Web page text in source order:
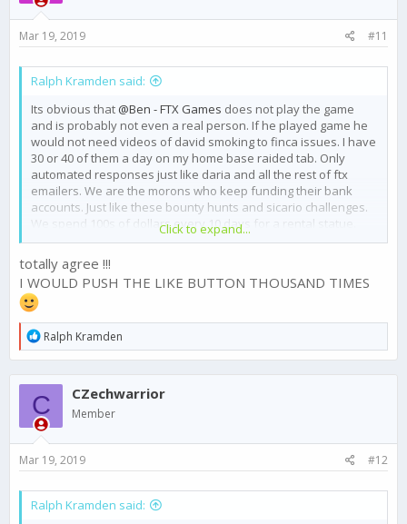
n
:
Mar 19, 2019 #11
Ralph Kramden said:
Its obvious that @Ben - FTX Games does not play the game
and is probably not even a real person. If he played game he
would not need videos of david smoking to finca issues. I have
30 or 40 of them a day on my home base raided tab. Only
automated responses just like daria and all the rest of ftx
emailers. We are the morons who keep funding their bank
accounts. Just like these bounty hunts and sicario challenges.
We spend 100s of dollars every 10 days for a rental statue.
Complete insanity Here we are again hoping for ftx to actually
listen to us and they come out with an update that has
absolutely nothing to do with our complaints. But we will keep
spending. Look up the definition of insanity. It will say to keep
doing the same thing and expect different results. I have been
insane for a long time but no more. Do yourselves a favor. And
stop giving FTX your hard earned money
Click to expand...
totally agree !!!
I WOULD PUSH THE LIKE BUTTON THOUSAND TIMES
R
e
a
c
t
o
n
:
Ralph Kramden
C CZechwarrior
Member
Mar 19, 2019 #12
Ralph Kramden said: